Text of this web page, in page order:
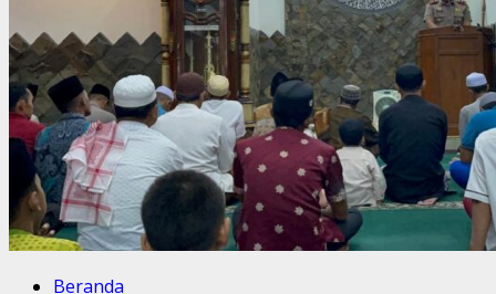
Pengusaha
dan
GP
Ansor,
Santuni
Anak
Yatim
hingga
Bagi
500
Bansos
Beranda